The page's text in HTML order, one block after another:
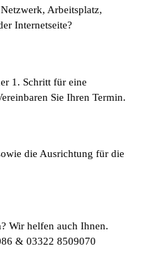
Arbeitsplatz,
Internetseite?
1. Schritt für eine
Sie Ihren Termin.
die Ausrichtung für die
Wir helfen auch Ihnen.
& 03322 8509070